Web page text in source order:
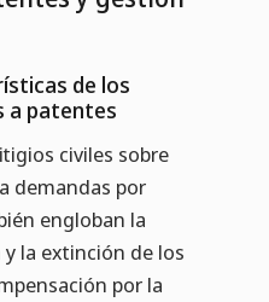
de los
a patentes
civiles sobre
demandas por
engloban la
la extinción de los
por la